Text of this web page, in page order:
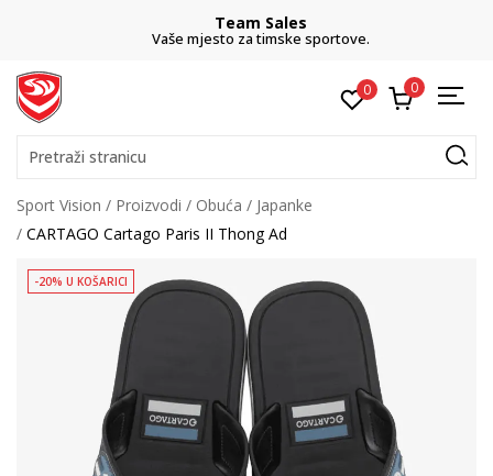
Team Sales
Vaše mjesto za timske sportove.
0 0
Pretraži stranicu
Sport Vision Proizvodi Obuća
Japanke
CARTAGO Cartago Paris II Thong Ad
-20% U KOŠARICI